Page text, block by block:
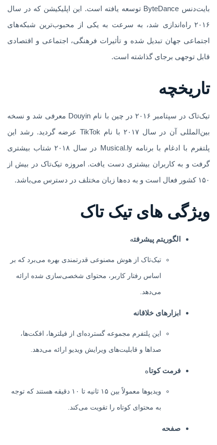
بایت‌دنس ByteDance توسعه یافته است. این اپلیکیشن که در سال
۲۰۱۶ راه‌اندازی شد، به سرعت به یکی از محبوب‌ترین شبکه‌های
اجتماعی جهان تبدیل شده و تأثیرات فرهنگی، اجتماعی و اقتصادی
قابل توجهی برجای گذاشته است.
تاریخچه
تیک‌تاک در سپتامبر ۲۰۱۶ در چین با نام Douyin معرفی شد و نسخه
بین‌المللی آن در سال ۲۰۱۷ با نام TikTok عرضه گردید. رشد این
پلتفرم با ادغام با برنامه Musical.ly در سال ۲۰۱۸ شتاب بیشتری
گرفت و به کاربران بیشتری دست یافت. امروزه تیک‌تاک در بیش از
۱۵۰ کشور فعال است و به ده‌ها زبان مختلف در دسترس می‌باشد.
ویژگی های تیک تاک
الگوریتم پیشرفته
تیک‌تاک از هوش مصنوعی قدرتمندی بهره می‌برد که بر
اساس رفتار کاربر، محتوای شخصی‌سازی شده ارائه
می‌دهد.
ابزارهای خلاقانه
این پلتفرم مجموعه گسترده‌ای از فیلترها، افکت‌ها،
صداها و قابلیت‌های ویرایش ویدیو ارائه می‌دهد.
فرمت کوتاه
ویدیوها معمولاً بین ۱۵ ثانیه تا ۱۰ دقیقه هستند که توجه
به محتوای کوتاه را تقویت می‌کند.
صفحه